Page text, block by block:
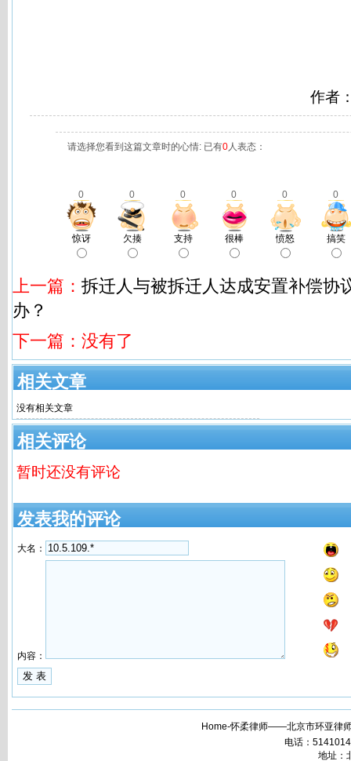
作者
请选择您看到这篇文章时的心情: 已有0人表态：
0 0 0 0 0 0
惊讶 欠揍 支持 很棒 愤怒 搞笑
上一篇： 拆迁人与被拆迁人达成安置补偿协
办？
下一篇：没有了
相关文章
没有相关文章
相关评论
暂时还没有评论
发表我的评论
大名：
内容：
Home-怀柔律师——北京市环亚律
电话：
地址：